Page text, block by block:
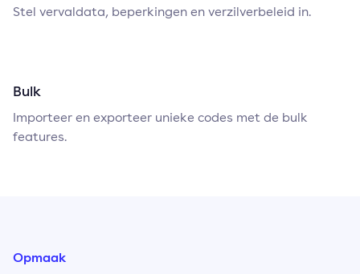
Stel vervaldata, beperkingen en verzilverbeleid in.
Bulk
Importeer en exporteer unieke codes met de bulk
features.
Opmaak